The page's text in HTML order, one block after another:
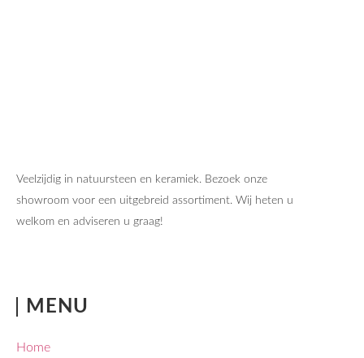
Veelzijdig in natuursteen en keramiek. Bezoek onze
showroom voor een uitgebreid assortiment. Wij heten u
welkom en adviseren u graag!
MENU
Home